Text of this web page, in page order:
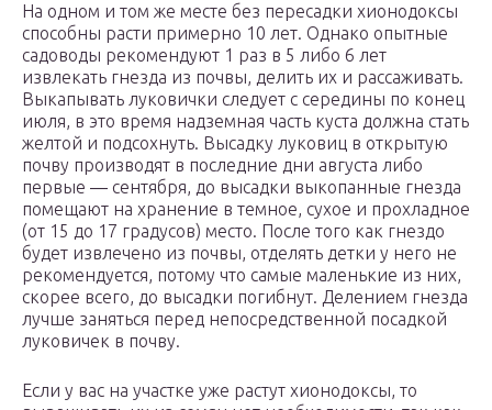
На одном и том же месте без пересадки хионодоксы
способны расти примерно 10 лет. Однако опытные
садоводы рекомендуют 1 раз в 5 либо 6 лет
извлекать гнезда из почвы, делить их и рассаживать.
Выкапывать луковички следует с середины по конец
июля, в это время надземная часть куста должна стать
желтой и подсохнуть. Высадку луковиц в открытую
почву производят в последние дни августа либо
первые ― сентября, до высадки выкопанные гнезда
помещают на хранение в темное, сухое и прохладное
(от 15 до 17 градусов) место. После того как гнездо
будет извлечено из почвы, отделять детки у него не
рекомендуется, потому что самые маленькие из них,
скорее всего, до высадки погибнут. Делением гнезда
лучше заняться перед непосредственной посадкой
луковичек в почву.
Если у вас на участке уже растут хионодоксы, то